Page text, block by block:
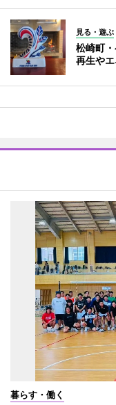
見る・遊ぶ
松崎町
再生や
暮らす・働く